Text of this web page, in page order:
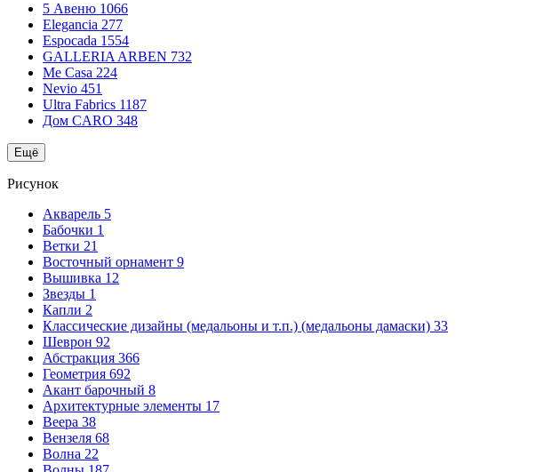
5 Авеню 1066
Elegancia 277
Espocada 1554
GALLERIA ARBEN 732
Me Casa 224
Nevio 451
Ultra Fabrics 1187
Дом CARO 348
Ещё
Рисунок
Акварель 5
Бабочки 1
Ветки 21
Восточный орнамент 9
Вышивка 12
Звезды 1
Капли 2
Классические дизайны (медальоны и т.п.) (медальоны дамаски) 33
Шеврон 92
Абстракция 366
Геометрия 692
Акант барочный 8
Архитектурные элементы 17
Веера 38
Вензеля 68
Волна 22